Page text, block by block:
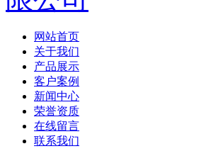
网站首页
关于我们
产品展示
客户案例
新闻中心
荣誉资质
在线留言
联系我们